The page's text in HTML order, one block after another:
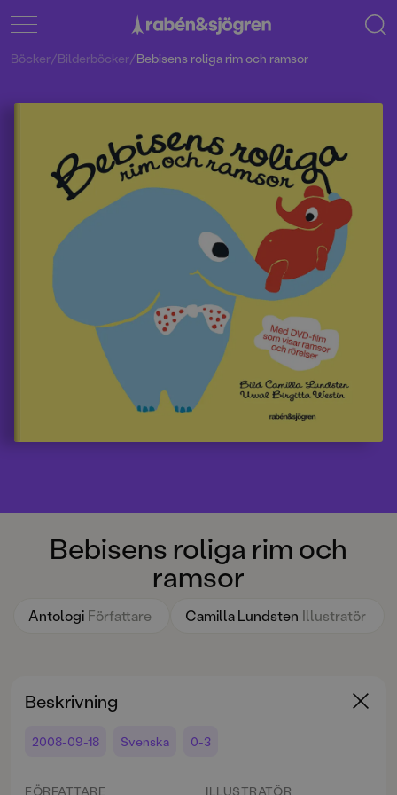
Bebisens roliga rim och
ramsor
Antologi Författare Camilla Lundsten Illustratör
Böcker/Bilderböcker/Bebisens roliga rim och ramsor
Beskrivning
2008-09-18 Svenska 0-3
FÖRFATTARE ILLUSTRATÖR